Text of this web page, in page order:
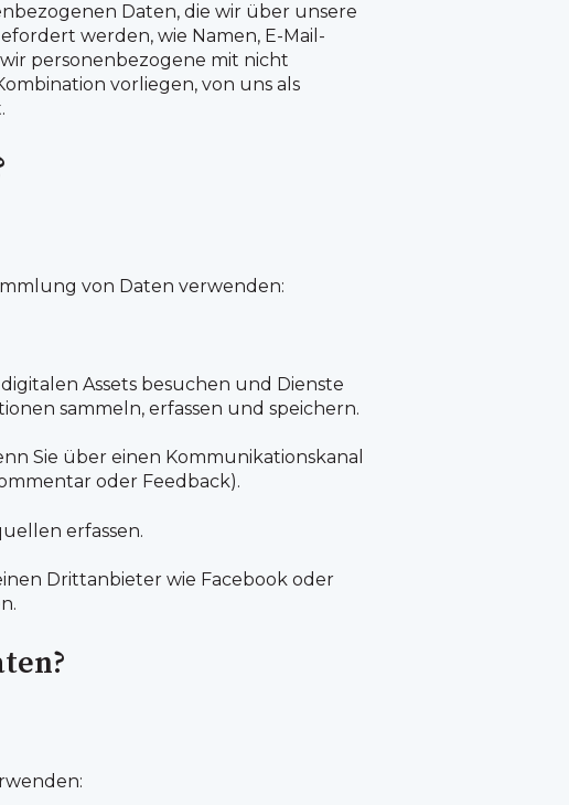
Daten, die wir über unsere
werden, wie Namen, E-Mail-
personenbezogene mit nicht
vorliegen, von uns als
von Daten verwenden:
Assets besuchen und Dienste
sammeln, erfassen und speichern.
Sie über einen Kommunikationskanal
oder Feedback).
erfassen.
Drittanbieter wie Facebook oder